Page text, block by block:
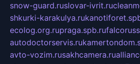
snow-guard.ruslovar-ivrit.ru
shkurki-karakulya.ru
ecolog.org.rupraga.spb.ru
autodoctorservis.ru
avto-vozim.rusakhcamera.ru